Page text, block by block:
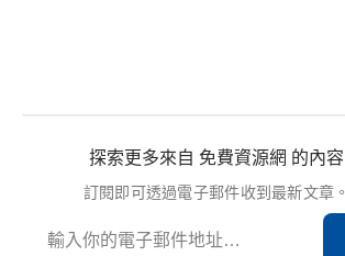
探索更多來自 免費資源網 的內容
訂閱即可透過電子郵件收到最新文章。